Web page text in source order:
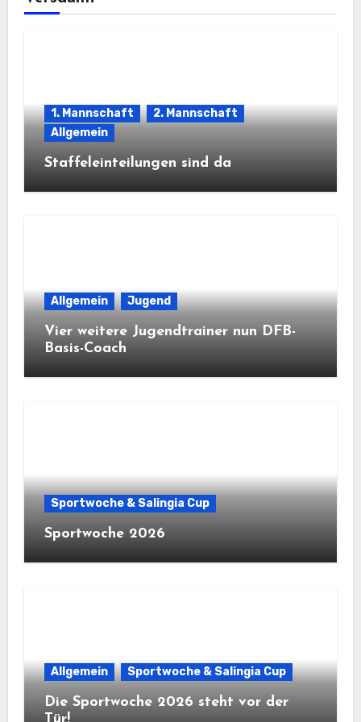
1. Mannschaft
2. Mannschaft
Allgemein
Staffeleinteilungen sind da
Allgemein Jugend
Vier weitere Jugendtrainer nun DFB-
Basis-Coach
Sportwoche & Salingia Cup
Sportwoche 2026
Allgemein Sportwoche & Salingia Cup
Die Sportwoche 2026 steht vor der
Tür!